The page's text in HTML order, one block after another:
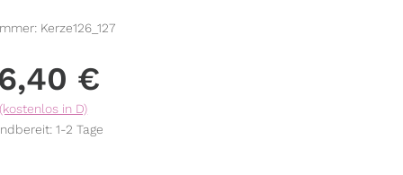
Kerze126_127
6,40 €
in D)
1-2 Tage